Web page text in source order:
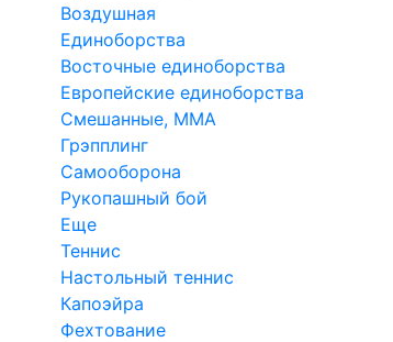
Воздушная
Единоборства
Восточные единоборства
Европейские единоборства
Смешанные, ММА
Грэпплинг
Самооборона
Рукопашный бой
Еще
Теннис
Настольный теннис
Капоэйра
Фехтование